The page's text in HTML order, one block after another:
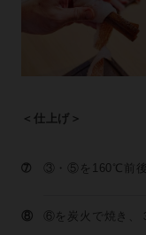
＜仕上げ＞
➆ ③・⑤を160℃前後
⑧ ⑥を炭火で焼き、